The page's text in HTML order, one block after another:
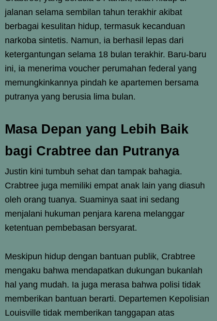
jalanan selama sembilan tahun terakhir akibat
berbagai kesulitan hidup, termasuk kecanduan
narkoba sintetis. Namun, ia berhasil lepas dari
ketergantungan selama 18 bulan terakhir. Baru-baru
ini, ia menerima voucher perumahan federal yang
memungkinkannya pindah ke apartemen bersama
putranya yang berusia lima bulan.
Masa Depan yang Lebih Baik
bagi Crabtree dan Putranya
Justin kini tumbuh sehat dan tampak bahagia.
Crabtree juga memiliki empat anak lain yang diasuh
oleh orang tuanya. Suaminya saat ini sedang
menjalani hukuman penjara karena melanggar
ketentuan pembebasan bersyarat.
Meskipun hidup dengan bantuan publik, Crabtree
mengaku bahwa mendapatkan dukungan bukanlah
hal yang mudah. Ia juga merasa bahwa polisi tidak
memberikan bantuan berarti. Departemen Kepolisian
Louisville tidak memberikan tanggapan atas